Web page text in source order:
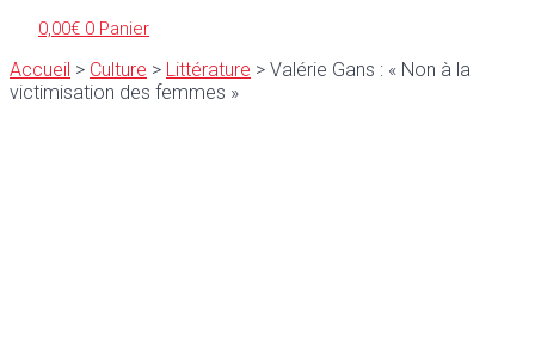
0,00€ 0 Panier
Accueil > Culture > Littérature > Valérie Gans : « Non à la
victimisation des femmes »